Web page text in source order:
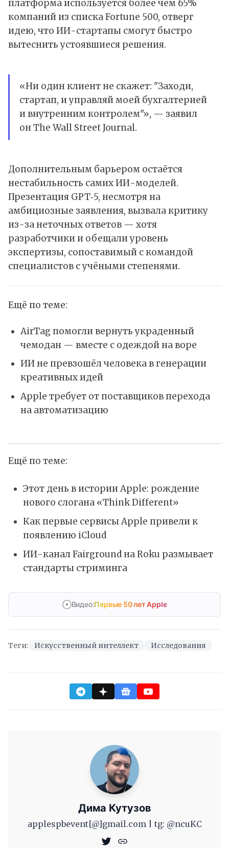
платформа используется более чем 65%
компаний из списка Fortune 500, отверг
идею, что ИИ-стартапы смогут быстро
вытеснить устоявшиеся решения.
«Ни один клиент не скажет: "Заходи,
стартап, и управляй моей бухгалтерией
и внутренним контролем"», — заявил
он The Wall Street Journal.
Дополнительным барьером остаётся
нестабильность самих ИИ-моделей.
Презентация GPT‑5, несмотря на
амбициозные заявления, вызвала критику
из-за неточных ответов — хотя
разработчики и обещали уровень
экспертизы, сопоставимый с командой
специалистов с учёными степенями.
Ещё по теме:
AirTag помогли вернуть украденный
чемодан — вместе с одеждой на воре
ИИ не превзошёл человека в генерации
креативных идей
Apple требует от поставщиков перехода
на автоматизацию
Ещё по теме:
Этот день в истории Apple: рождение
нового слогана «Think Different»
Как первые сервисы Apple привели к
появлению iCloud
ИИ-канал Fairground на Roku размывает
стандарты стриминга
Видео:Первые 50 лет Apple
Теги: Искусственный интеллект Исследования
Дима Кутузов
applespbevent[@]gmail.com | tg: @ncuKC